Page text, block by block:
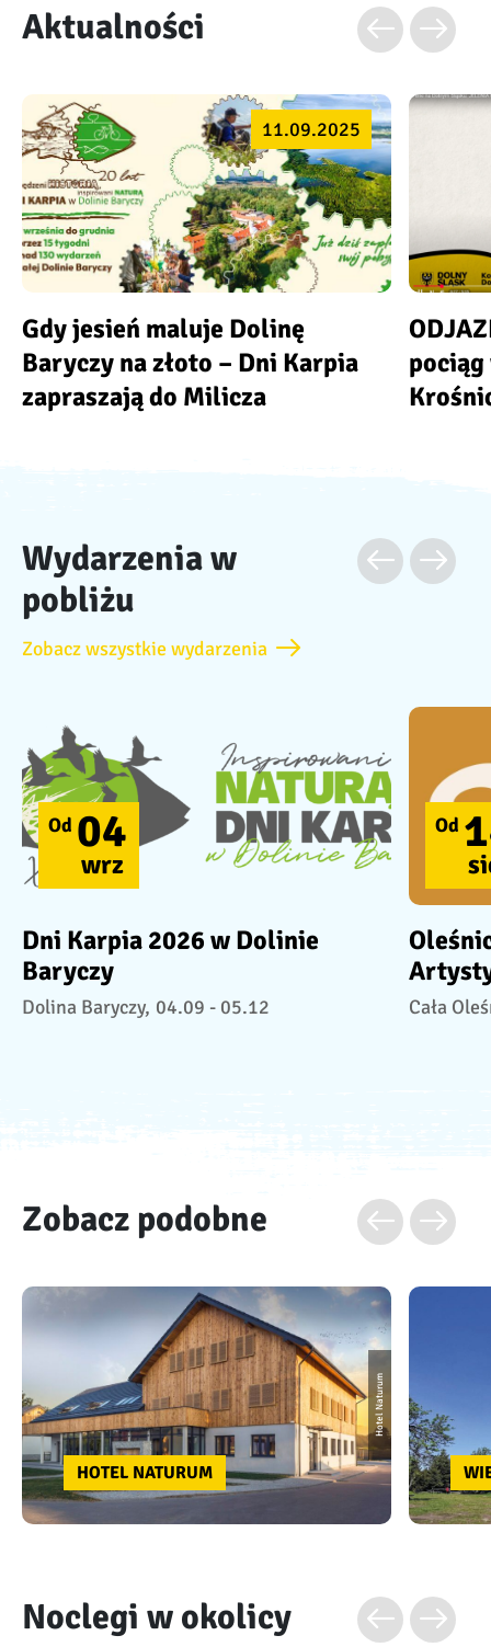
Aktualności
11.09.2025
Gdy jesień maluje Dolinę
Baryczy na złoto – Dni Karpia
zapraszają do Milicza
Wydarzenia w
pobliżu
Zobacz wszystkie wydarzenia
Od 04
wrz
Dni Karpia 2026 w Dolinie
Baryczy
Dolina Baryczy, 04.09 - 05.12
Od
Cała
Zobacz podobne
Hotel Naturum
HOTEL NATURUM
Noclegi w okolicy